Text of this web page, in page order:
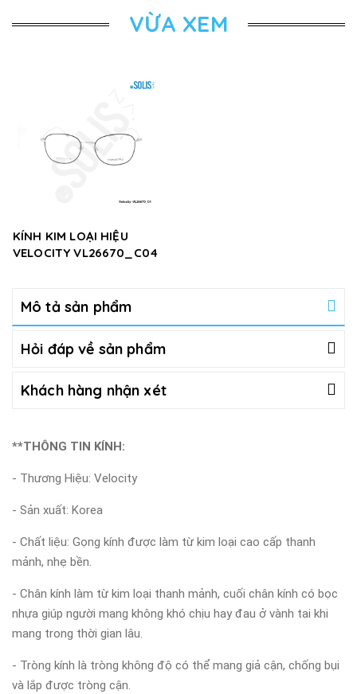
VỪA XEM
KÍNH KIM LOẠI HIỆU
VELOCITY VL26670_C04
Mô tả sản phẩm
Hỏi đáp về sản phẩm
Khách hàng nhận xét
**THÔNG TIN KÍNH:
- Thương Hiệu: Velocity
- Sản xuất: Korea
- Chất liệu: Gọng kính được làm từ kim loại cao cấp thanh
mảnh, nhẹ bền.
- Chân kính làm từ kim loại thanh mảnh, cuối chân kính có bọc
nhựa giúp người mang không khó chịu hay đau ở vành tai khi
mang trong thời gian lâu.
- Tròng kính là tròng không độ có thể mang giả cận, chống bụi
và lắp được tròng cận.